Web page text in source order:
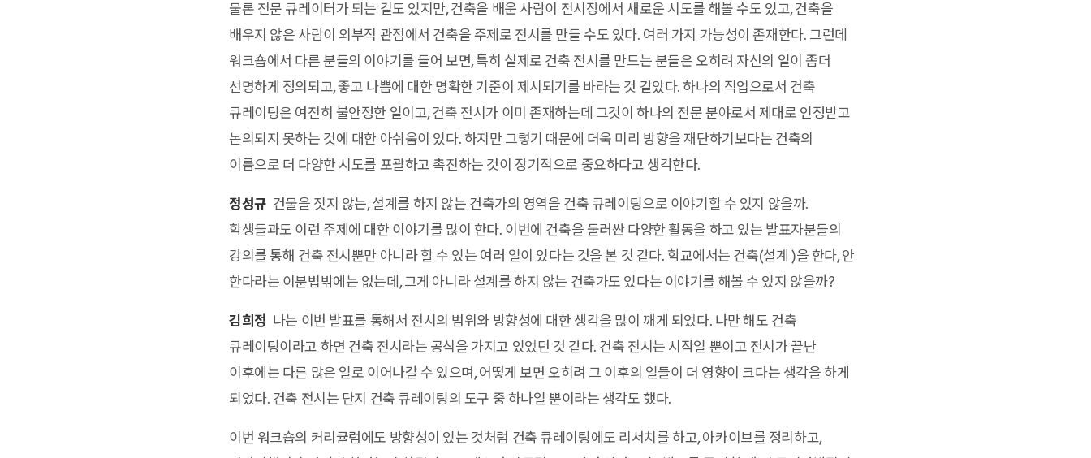
물론 전문 큐레이터가 되는 길도 있지만, 건축을 배운 사람이 전시장에서 새로운 시도를 해볼 수도 있고, 건축을
배우지 않은 사람이 외부적 관점에서 건축을 주제로 전시를 만들 수도 있다. 여러 가지 가능성이 존재한다. 그런데
워크숍에서 다른 분들의 이야기를 들어 보면, 특히 실제로 건축 전시를 만드는 분들은 오히려 자신의 일이 좀더
선명하게 정의되고, 좋고 나쁨에 대한 명확한 기준이 제시되기를 바라는 것 같았다. 하나의 직업으로서 건축
큐레이팅은 여전히 불안정한 일이고, 건축 전시가 이미 존재하는데 그것이 하나의 전문 분야로서 제대로 인정받고
논의되지 못하는 것에 대한 아쉬움이 있다. 하지만 그렇기 때문에 더욱 미리 방향을 재단하기보다는 건축의
이름으로 더 다양한 시도를 포괄하고 촉진하는 것이 장기적으로 중요하다고 생각한다.
정성규 건물을 짓지 않는, 설계를 하지 않는 건축가의 영역을 건축 큐레이팅으로 이야기할 수 있지 않을까.
학생들과도 이런 주제에 대한 이야기를 많이 한다. 이번에 건축을 둘러싼 다양한 활동을 하고 있는 발표자분들의
강의를 통해 건축 전시뿐만 아니라 할 수 있는 여러 일이 있다는 것을 본 것 같다. 학교에서는 건축(설계 )을 한다, 안
한다라는 이분법밖에는 없는데, 그게 아니라 설계를 하지 않는 건축가도 있다는 이야기를 해볼 수 있지 않을까?
김희정 나는 이번 발표를 통해서 전시의 범위와 방향성에 대한 생각을 많이 깨게 되었다. 나만 해도 건축
큐레이팅이라고 하면 건축 전시라는 공식을 가지고 있었던 것 같다. 건축 전시는 시작일 뿐이고 전시가 끝난
이후에는 다른 많은 일로 이어나갈 수 있으며, 어떻게 보면 오히려 그 이후의 일들이 더 영향이 크다는 생각을 하게
되었다. 건축 전시는 단지 건축 큐레이팅의 도구 중 하나일 뿐이라는 생각도 했다.
이번 워크숍의 커리큘럼에도 방향성이 있는 것처럼 건축 큐레이팅에도 리서치를 하고, 아카이브를 정리하고,